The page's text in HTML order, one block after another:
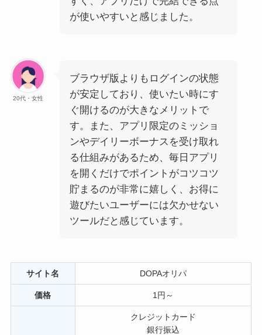
が使いやすいと感じました。
20代・女性
ブラウザ版よりもログインの状態
が安定しており、使いたい時にす
ぐ開けるのが大きなメリットで
す。また、アプリ限定のミッショ
ンやデイリーボーナスを受け取れ
る仕組みがあるため、毎日アプリ
を開くだけでポイントがコツコツ
貯まるのが非常に嬉しく、お得に
遊びたいユーザーには欠かせない
ツールだと感じています。
サイト名 DOPAオリパ
価格 1円～
クレジットカード
銀行振込